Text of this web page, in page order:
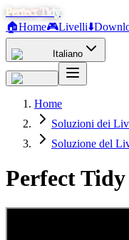
Perfect Tidy
🏠Home🎮Livelli⬇️
Italiano
Home
Soluzioni dei
Soluzione del
Perfect